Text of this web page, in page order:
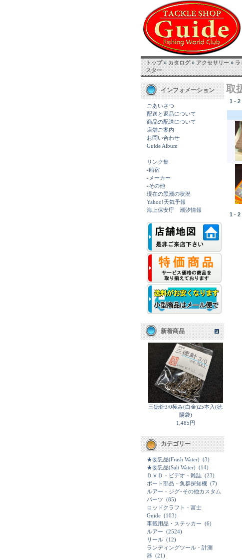
トップ»カタログ»アクセサリー»ラ
スター
インフォメーション
ごあいさつ
配送と返品について
商品の配送について
店舗ご案内
お問い合わせ
Guide Album
リンク集
-船宿
-メーカー
-その他
現在の黒潮の状況
Yahoo!天気予報
海上保安庁 潮汐情報
新着商品
三徳針3/0極み(白金)25本入(徳
陽袋)
1,485円
カテゴリー
★委託品(Frash Water) (3)
★委託品(Salt Water) (14)
ＤＶＤ・ビデオ・雑誌 (23)
ボート部品・魚群探知機 (7)
ルアー・ジグ･その他カスタム
パーツ (85)
ロッドクラフト・富士
Guide (103)
車載用品・ステッカー (6)
ルアー (2524)
リール (12)
ランディングツール・計測
器 (21)
取
1 - 2
1 - 2